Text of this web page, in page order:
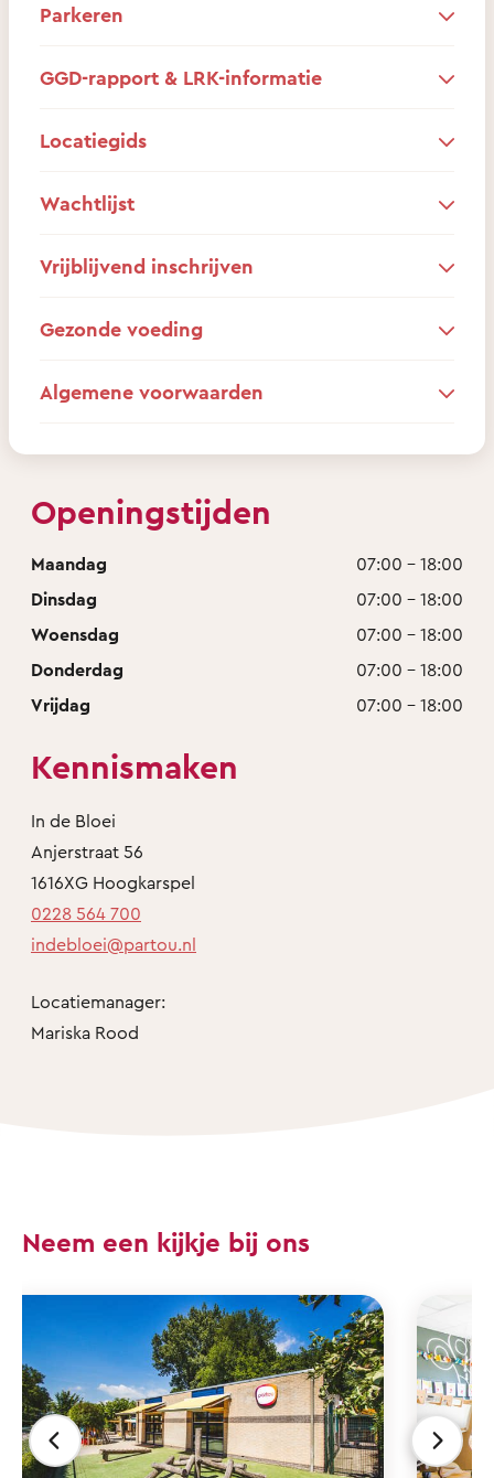
Parkeren
GGD-rapport & LRK-informatie
Locatiegids
Wachtlijst
Vrijblijvend inschrijven
Gezonde voeding
Algemene voorwaarden
Openingstijden
Maandag
07:00 - 18:00
Dinsdag
07:00 - 18:00
Woensdag
07:00 - 18:00
Donderdag
07:00 - 18:00
Vrijdag
07:00 - 18:00
Kennismaken
In de Bloei
Anjerstraat 56
1616XG Hoogkarspel
0228 564 700
indebloei@partou.nl
Locatiemanager:
Mariska Rood
Neem een kijkje bij ons